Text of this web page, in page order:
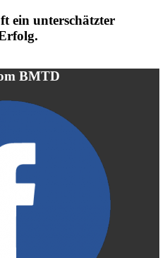
ein unterschätzter
BMTD